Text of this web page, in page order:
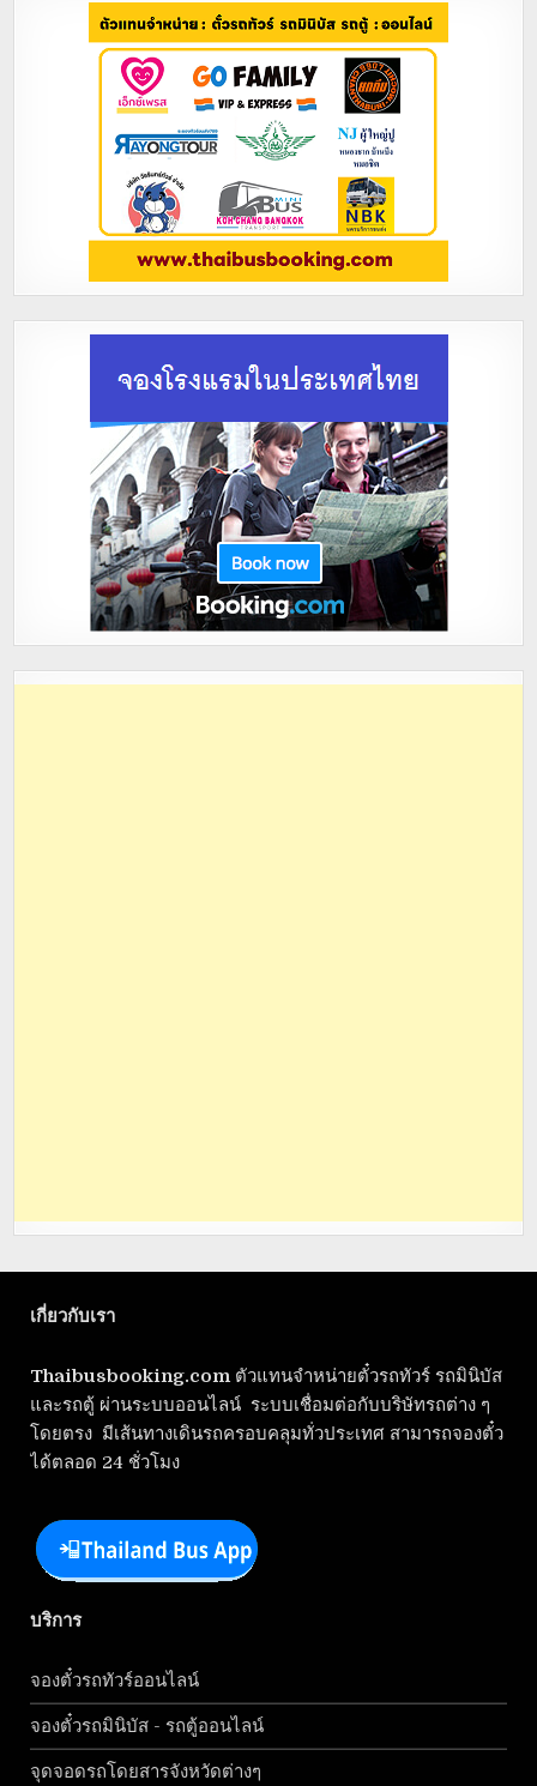
เกี่ยวกับเรา
Thaibusbooking.com ตัวแทนจำหน่ายตั๋วรถทัวร์ รถมินิบัส
และรถตู้ ผ่านระบบออนไลน์ ระบบเชื่อมต่อกับบริษัทรถต่าง ๆ
โดยตรง มีเส้นทางเดินรถครอบคลุมทั่วประเทศ สามารถจองตั๋ว
ได้ตลอด 24 ชั่วโมง
บริการ
จองตั๋วรถทัวร์ออนไลน์
จองตั๋วรถมินิบัส - รถตู้ออนไลน์
จุดจอดรถโดยสารจังหวัดต่างๆ